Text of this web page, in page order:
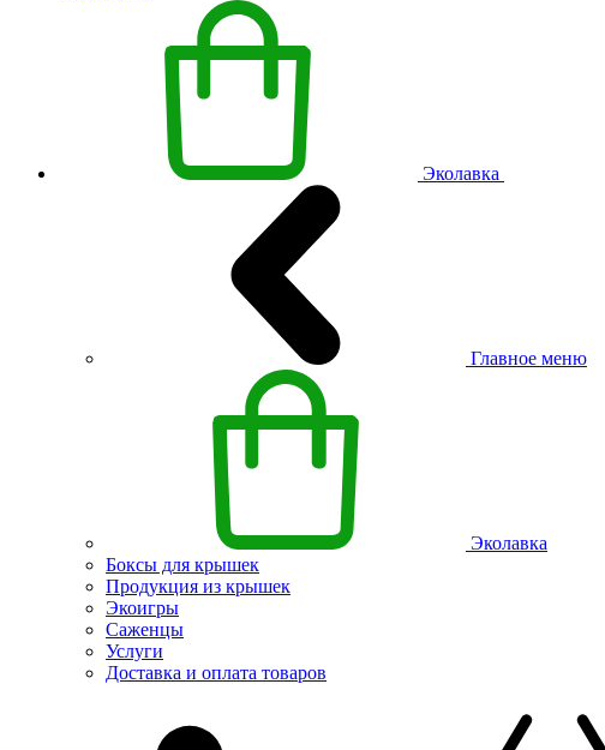
Эколавка
Главное меню
Эколавка
Боксы для крышек
Продукция из крышек
Экоигры
Саженцы
Услуги
Доставка и оплата товаров